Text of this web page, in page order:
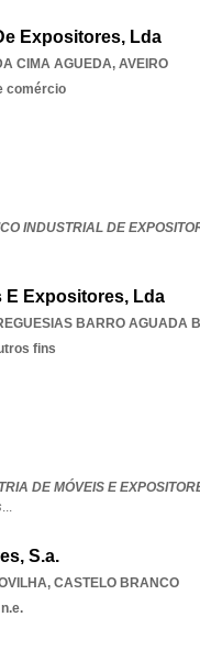
Expositores, Lda
CIMA AGUEDA, AVEIRO
comércio
INDUSTRIAL DE
E Expositores, Lda
BARRO AGUADA
fins
DE MÓVEIS E
...
S.a.
, CASTELO BRANCO